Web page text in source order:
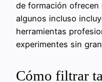
de formación ofrecen
algunos incluso
herramientas
experimentes sin
Cómo filtrar